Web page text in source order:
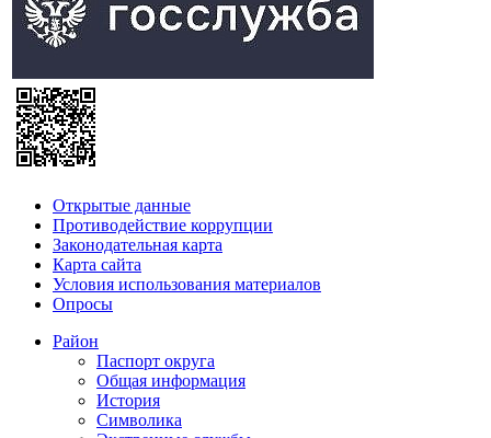
Открытые данные
Противодействие коррупции
Законодательная карта
Карта сайта
Условия использования материалов
Опросы
Район
Паспорт округа
Общая информация
История
Символика